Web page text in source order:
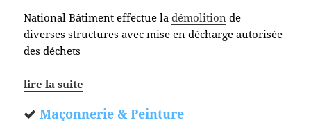
National Bâtiment effectue ladémolition de
diverses structures avec mise en décharge autorisée
des déchets
lire la suite
Maçonnerie & Peinture